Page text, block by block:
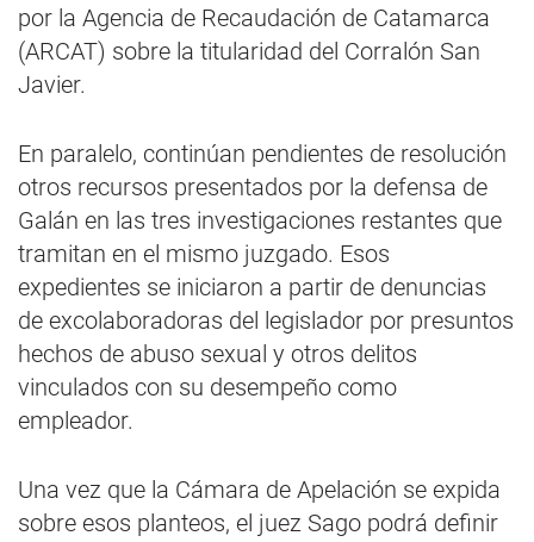
por la Agencia de Recaudación de Catamarca
(ARCAT) sobre la titularidad del Corralón San
Javier.
En paralelo, continúan pendientes de resolución
otros recursos presentados por la defensa de
Galán en las tres investigaciones restantes que
tramitan en el mismo juzgado. Esos
expedientes se iniciaron a partir de denuncias
de excolaboradoras del legislador por presuntos
hechos de abuso sexual y otros delitos
vinculados con su desempeño como
empleador.
Una vez que la Cámara de Apelación se expida
sobre esos planteos, el juez Sago podrá definir